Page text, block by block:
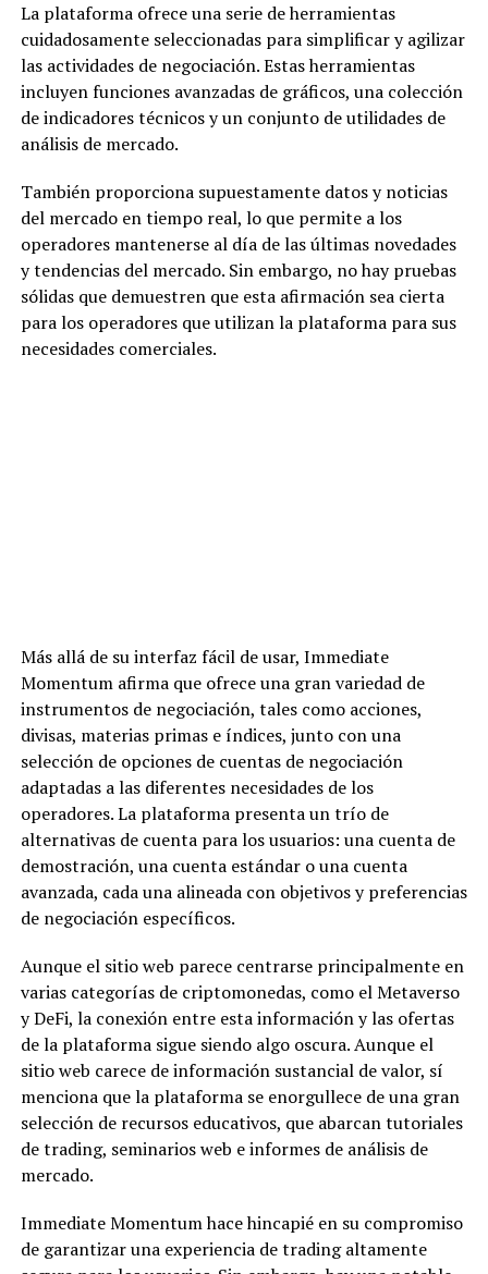
La plataforma ofrece una serie de herramientas
cuidadosamente seleccionadas para simplificar y agilizar
las actividades de negociación. Estas herramientas
incluyen funciones avanzadas de gráficos, una colección
de indicadores técnicos y un conjunto de utilidades de
análisis de mercado.
También proporciona supuestamente datos y noticias
del mercado en tiempo real, lo que permite a los
operadores mantenerse al día de las últimas novedades
y tendencias del mercado. Sin embargo, no hay pruebas
sólidas que demuestren que esta afirmación sea cierta
para los operadores que utilizan la plataforma para sus
necesidades comerciales.
Más allá de su interfaz fácil de usar, Immediate
Momentum afirma que ofrece una gran variedad de
instrumentos de negociación, tales como acciones,
divisas, materias primas e índices, junto con una
selección de opciones de cuentas de negociación
adaptadas a las diferentes necesidades de los
operadores. La plataforma presenta un trío de
alternativas de cuenta para los usuarios: una cuenta de
demostración, una cuenta estándar o una cuenta
avanzada, cada una alineada con objetivos y preferencias
de negociación específicos.
Aunque el sitio web parece centrarse principalmente en
varias categorías de criptomonedas, como el Metaverso
y DeFi, la conexión entre esta información y las ofertas
de la plataforma sigue siendo algo oscura. Aunque el
sitio web carece de información sustancial de valor, sí
menciona que la plataforma se enorgullece de una gran
selección de recursos educativos, que abarcan tutoriales
de trading, seminarios web e informes de análisis de
mercado.
Immediate Momentum hace hincapié en su compromiso
de garantizar una experiencia de trading altamente